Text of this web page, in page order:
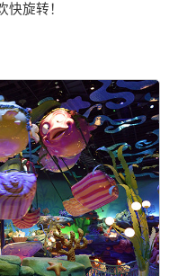
旋转！